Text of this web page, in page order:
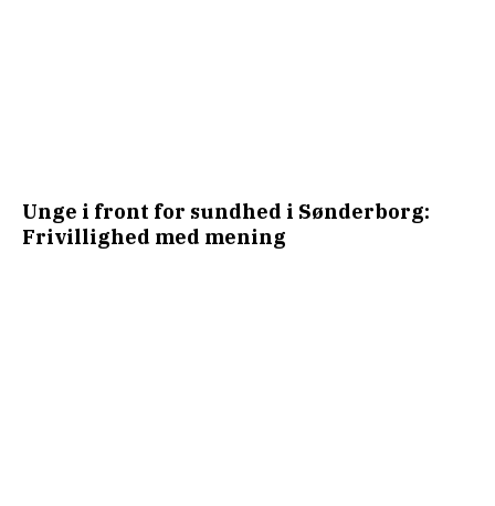
Unge i front for sundhed i Sønderborg:
Frivillighed med mening